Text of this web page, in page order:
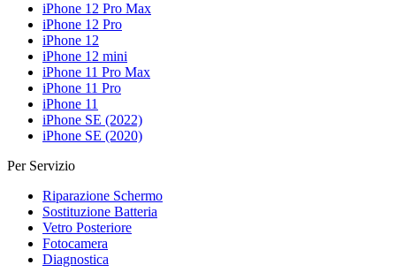
iPhone 12 Pro Max
iPhone 12 Pro
iPhone 12
iPhone 12 mini
iPhone 11 Pro Max
iPhone 11 Pro
iPhone 11
iPhone SE (2022)
iPhone SE (2020)
Per Servizio
Riparazione Schermo
Sostituzione Batteria
Vetro Posteriore
Fotocamera
Diagnostica